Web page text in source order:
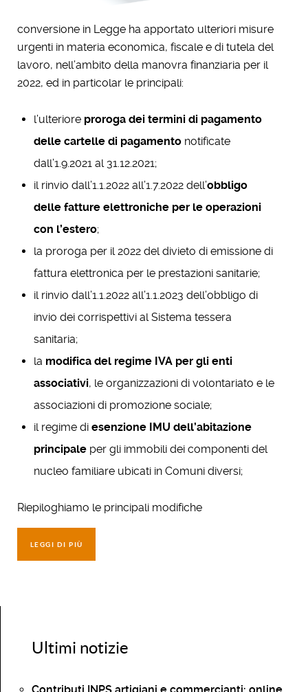
conversione in Legge ha apportato ulteriori misure
urgenti in materia economica, fiscale e di tutela del
lavoro, nell’ambito della manovra finanziaria per il
2022, ed in particolar le principali:
l’ulteriore proroga dei termini di pagamento
delle cartelle di pagamento notificate
dall’1.9.2021 al 31.12.2021;
il rinvio dall’1.1.2022 all’1.7.2022 dell’obbligo
delle fatture elettroniche per le operazioni
con l’estero;
la proroga per il 2022 del divieto di emissione di
fattura elettronica per le prestazioni sanitarie;
il rinvio dall’1.1.2022 all’1.1.2023 dell’obbligo di
invio dei corrispettivi al Sistema tessera
sanitaria;
la modifica del regime IVA per gli enti
associativi, le organizzazioni di volontariato e le
associazioni di promozione sociale;
il regime di esenzione IMU dell’abitazione
principale per gli immobili dei componenti del
nucleo familiare ubicati in Comuni diversi;
Riepiloghiamo le principali modifiche
LEGGI DI PIÙ
Ultimi notizie